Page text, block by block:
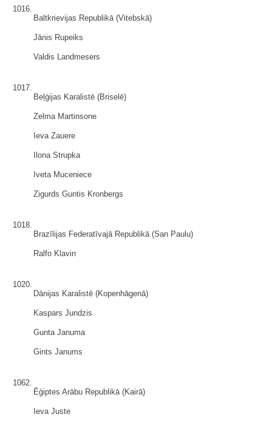
1016.
Baltkrievijas Republikā (Vitebskā)
Jānis Rupeiks
Valdis Landmesers
1017.
Beļģijas Karalistē (Briselē)
Zelma Martinsone
Ieva Zauere
Ilona Strupka
Iveta Muceniece
Zigurds Guntis Kronbergs
1018.
Brazīlijas Federatīvajā Republikā (San Paulu)
Ralfo Klavin
1020.
Dānijas Karalistē (Kopenhāgenā)
Kaspars Jundzis
Gunta Januma
Gints Janums
1062.
Ēģiptes Arābu Republikā (Kairā)
Ieva Juste